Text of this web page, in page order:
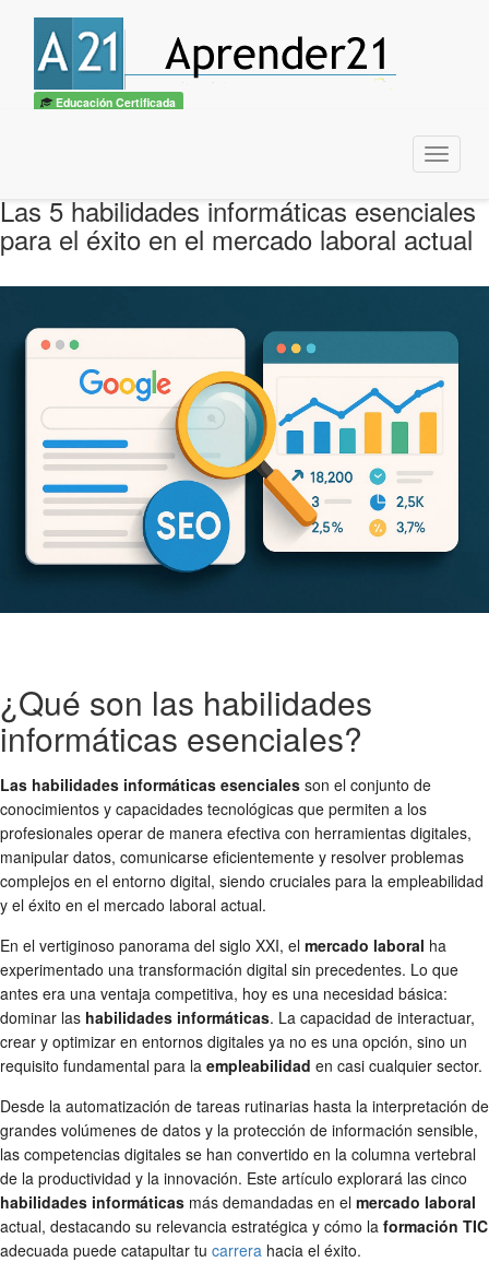
Educación Certificada
Menu
Las 5 habilidades informáticas esenciales
para el éxito en el mercado laboral actual
¿Qué son las habilidades
informáticas esenciales?
Las habilidades informáticas esenciales son el conjunto de
conocimientos y capacidades tecnológicas que permiten a los
profesionales operar de manera efectiva con herramientas digitales,
manipular datos, comunicarse eficientemente y resolver problemas
complejos en el entorno digital, siendo cruciales para la empleabilidad
y el éxito en el mercado laboral actual.
En el vertiginoso panorama del siglo XXI, el mercado laboral ha
experimentado una transformación digital sin precedentes. Lo que
antes era una ventaja competitiva, hoy es una necesidad básica:
dominar las habilidades informáticas. La capacidad de interactuar,
crear y optimizar en entornos digitales ya no es una opción, sino un
requisito fundamental para la empleabilidad en casi cualquier sector.
Desde la automatización de tareas rutinarias hasta la interpretación de
grandes volúmenes de datos y la protección de información sensible,
las competencias digitales se han convertido en la columna vertebral
de la productividad y la innovación. Este artículo explorará las cinco
habilidades informáticas más demandadas en el mercado laboral
actual, destacando su relevancia estratégica y cómo la formación TIC
adecuada puede catapultar tu carrera hacia el éxito.